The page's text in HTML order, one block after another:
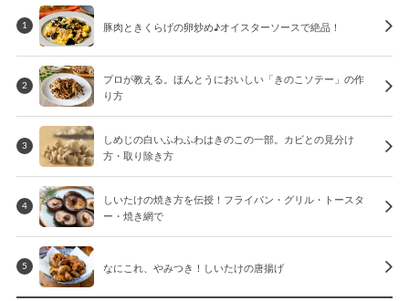
1 豚肉ときくらげの卵炒め♪オイスターソースで絶品！
2
プロが教える。ほんとうにおいしい「きのこソテー」の作
り方
3
しめじの白いふわふわはきのこの一部。カビとの見分け
方・取り除き方
4
しいたけの焼き方を伝授！フライパン・グリル・トースタ
ー・焼き網で
5 なにこれ、やみつき！しいたけの唐揚げ